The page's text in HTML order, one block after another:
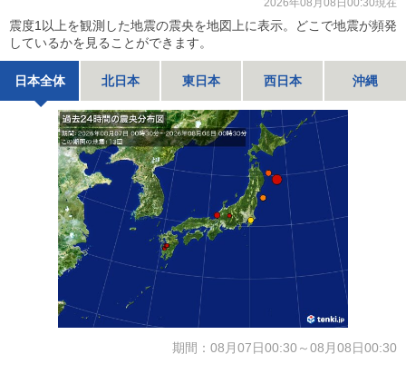
2026年08月08日00:30現在
震度1以上を観測した地震の震央を地図上に表示。どこで地震が頻発
しているかを見ることができます。
日本全体 北日本 東日本 西日本 沖縄
期間：08月07日00:30～08月08日00:30